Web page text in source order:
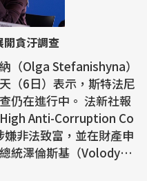
開貪汙調查
（Olga Stefanishyna）
（6日）表示，斯特法尼
行中。 法新社報
Anti-Corruption Co
非法致富，並在財產申
統澤倫斯基（Volody